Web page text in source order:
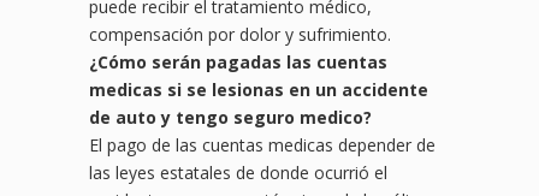
puede recibir el tratamiento médico,
compensación por dolor y sufrimiento.
¿Cómo serán pagadas las cuentas
medicas si se lesionas en un accidente
de auto y tengo seguro medico?
El pago de las cuentas medicas depender de
las leyes estatales de donde ocurrió el